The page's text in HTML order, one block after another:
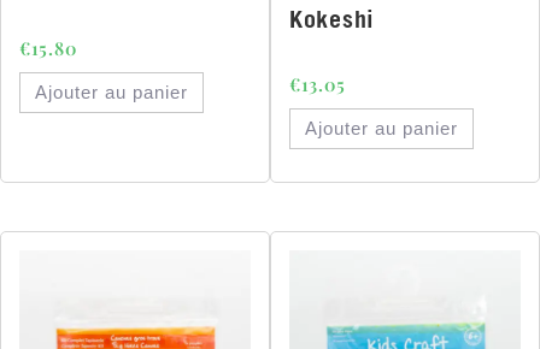
€15.80
Ajouter au panier
Kokeshi
€13.05
Ajouter au panier